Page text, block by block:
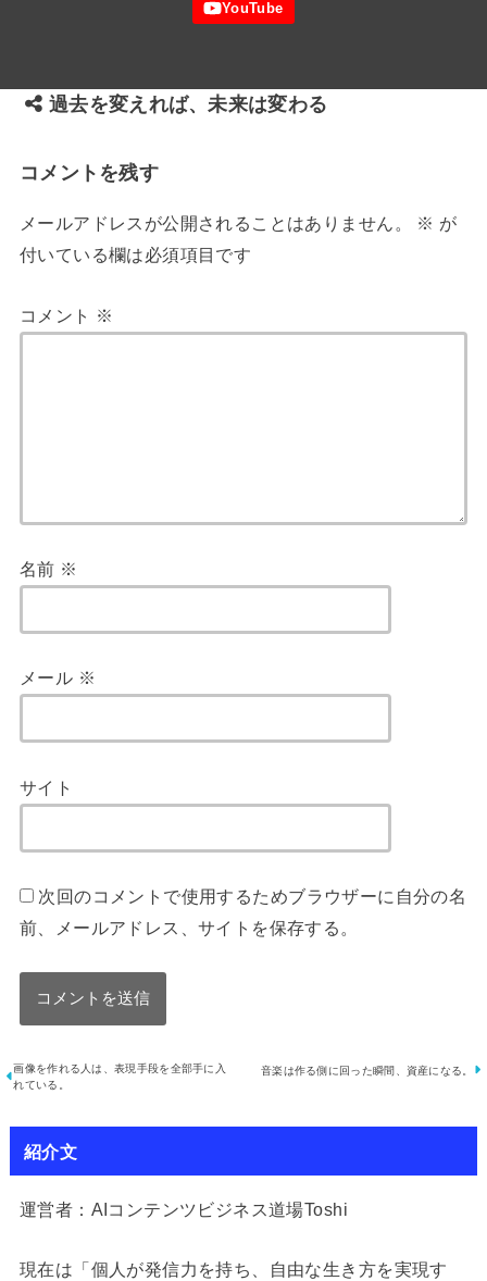
過去を変えれば、未来は変わる
コメントを残す
メールアドレスが公開されることはありません。 ※ が
付いている欄は必須項目です
コメント ※
名前 ※
メール ※
サイト
次回のコメントで使用するためブラウザーに自分の名
前、メールアドレス、サイトを保存する。
画像を作れる人は、表現手段を全部手に入
れている。
音楽は作る側に回った瞬間、資産になる。
紹介文
運営者：AIコンテンツビジネス道場Toshi
現在は「個人が発信力を持ち、自由な生き方を実現す